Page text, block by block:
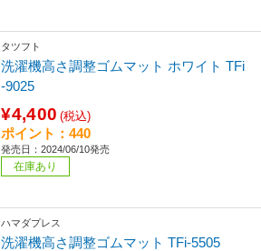
タツフト
洗濯機高さ調整ゴムマット ホワイト TFi
-9025
¥4,400 (税込)
ポイント：440
発売日：2024/06/10発売
在庫あり
ハマダプレス
洗濯機高さ調整ゴムマット TFi-5505